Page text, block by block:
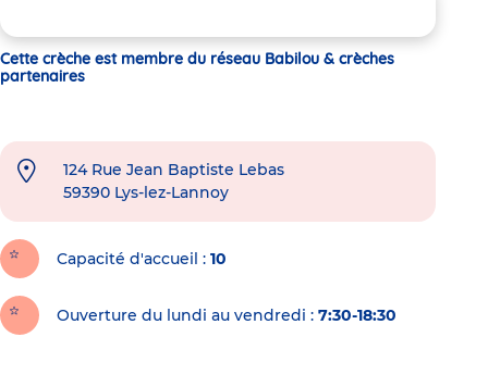
Cette crèche est membre du réseau Babilou & crèches
partenaires
124 Rue Jean Baptiste Lebas
59390 Lys-lez-Lannoy
Capacité d'accueil 10
Ouverture du lundi au vendredi : 7:30-18:30